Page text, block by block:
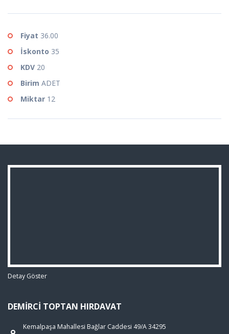
Fiyat 36.00
İskonto 35
KDV 20
Birim ADET
Miktar 12
Detay Göster
DEMIRCI TOPTAN HIRDAVAT
Kemalpaşa Mahallesi Bağlar Caddesi 49/A 34295